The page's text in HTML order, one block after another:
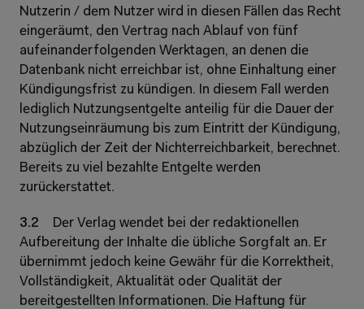
Nutzerin / dem Nutzer wird in diesen Fällen das Recht
eingeräumt, den Vertrag nach Ablauf von fünf
aufeinanderfolgenden Werktagen, an denen die
Datenbank nicht erreichbar ist, ohne Einhaltung einer
Kündigungsfrist zu kündigen. In diesem Fall werden
lediglich Nutzungsentgelte anteilig für die Dauer der
Nutzungseinräumung bis zum Eintritt der Kündigung,
abzüglich der Zeit der Nichterreichbarkeit, berechnet.
Bereits zu viel bezahlte Entgelte werden
zurückerstattet.
3.2
Der Verlag wendet bei der redaktionellen
Aufbereitung der Inhalte die übliche Sorgfalt an. Er
übernimmt jedoch keine Gewähr für die Korrektheit,
Vollständigkeit, Aktualität oder Qualität der
bereitgestellten Informationen. Die Haftung für